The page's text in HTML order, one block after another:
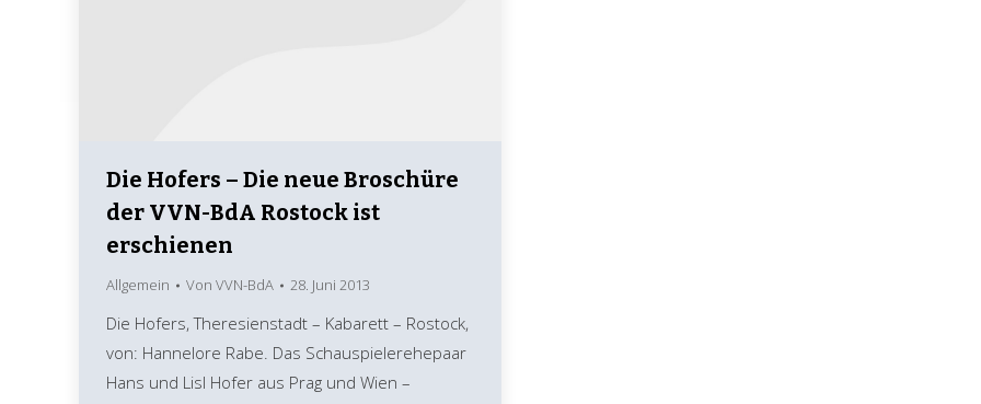
Die Hofers – Die neue Broschüre
der VVN-BdA Rostock ist
erschienen
Allgemein Von VVN-BdA 28. Juni 2013
Die Hofers, Theresienstadt – Kabarett – Rostock,
von: Hannelore Rabe. Das Schauspielerehepaar
Hans und Lisl Hofer aus Prag und Wien –